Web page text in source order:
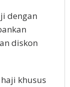
dengan
diskon
khusus